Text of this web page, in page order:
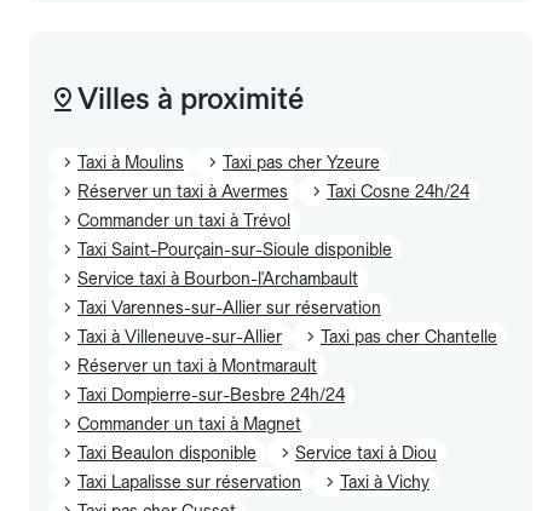
Villes à proximité
Taxi à Moulins
Taxi pas cher Yzeure
Réserver un taxi à Avermes
Taxi Cosne 24h/24
Commander un taxi à Trévol
Taxi Saint-Pourçain-sur-Sioule disponible
Service taxi à Bourbon-l'Archambault
Taxi Varennes-sur-Allier sur réservation
Taxi à Villeneuve-sur-Allier
Taxi pas cher Chantelle
Réserver un taxi à Montmarault
Taxi Dompierre-sur-Besbre 24h/24
Commander un taxi à Magnet
Taxi Beaulon disponible
Service taxi à Diou
Taxi Lapalisse sur réservation
Taxi à Vichy